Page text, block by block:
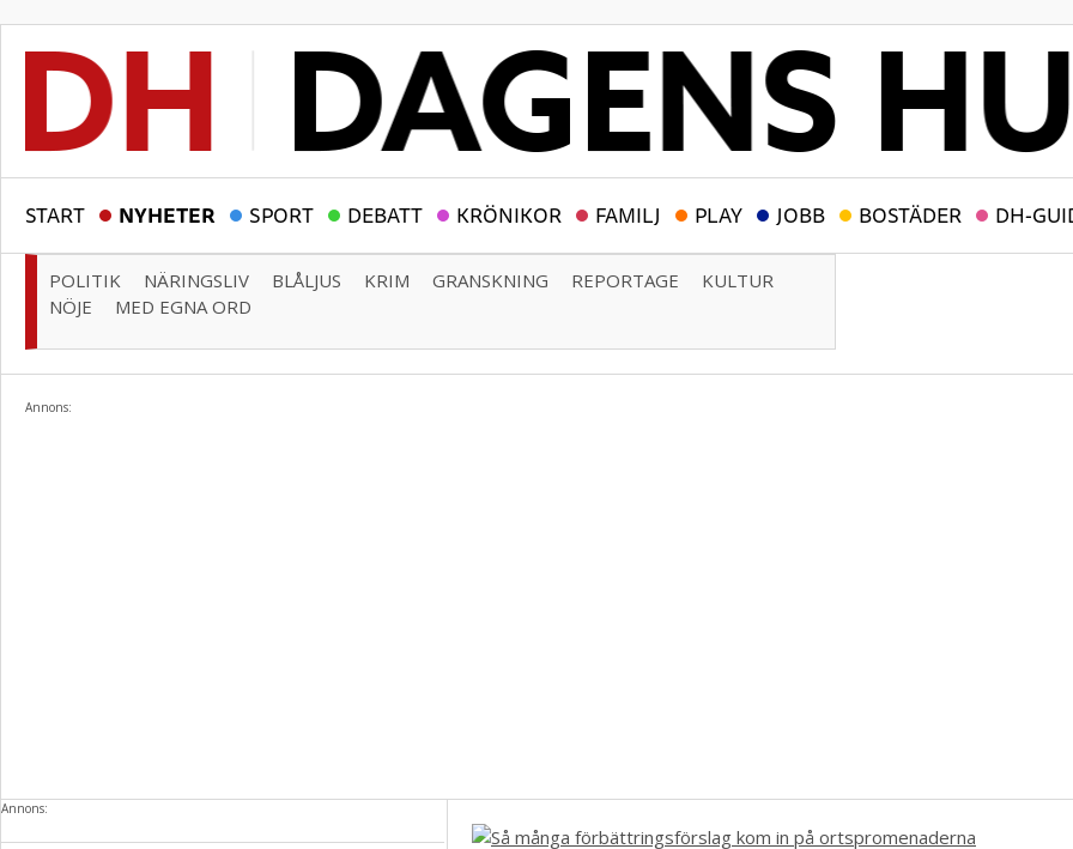
START NYHETER SPORT DEBATT KRÖNIKOR FAMILJ PLAY JOBB BOSTÄDER DH-
POLITIK NÄRINGSLIV BLÅLJUS KRIM GRANSKNING REPORTAGE
KULTUR
NÖJE
MED EGNA ORD
Annons:
Annons: